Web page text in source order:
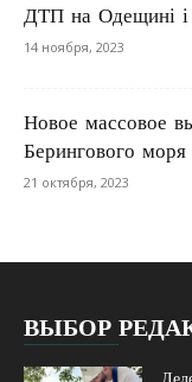
ДТП на Одещині і
14 ноября, 2023
Новое массовое
Берингового
21 октября, 2023
ВЫБОР